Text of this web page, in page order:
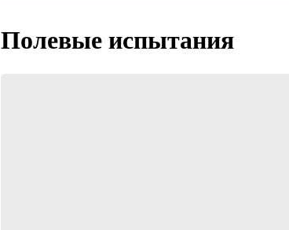
Полевые испытания